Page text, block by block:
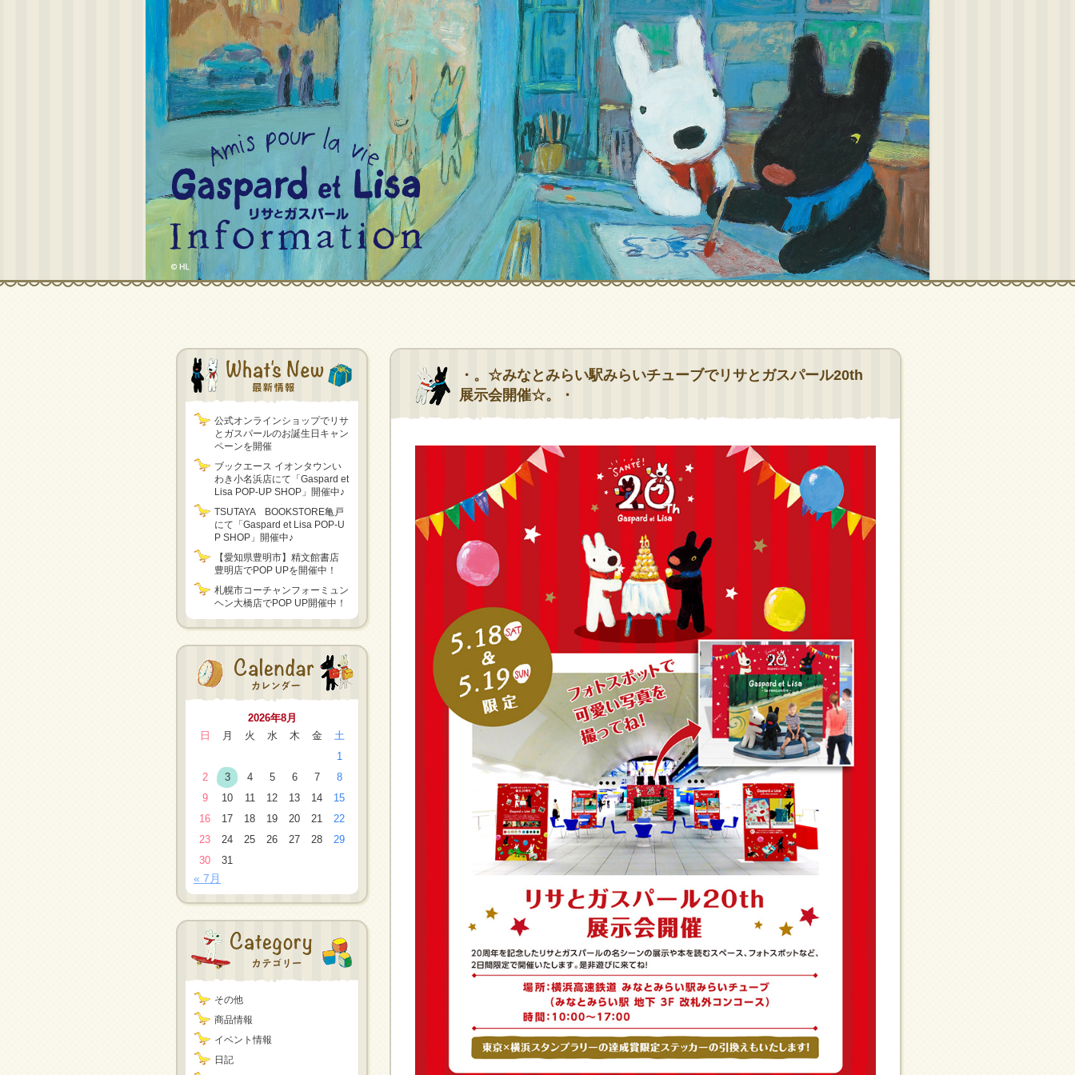
公式オンラインショップでリサ
とガスパールのお誕生日キャン
ペーンを開催
ブックエース イオンタウンい
わき小名浜店にて「Gaspard et
Lisa POP-UP SHOP」開催中♪
TSUTAYA BOOKSTORE亀戸
にて「Gaspard et Lisa POP-U
P SHOP」開催中♪
【愛知県豊明市】精文館書店
豊明店でPOP UPを開催中！
札幌市コーチャンフォーミュン
ヘン大橋店でPOP UP開催中！
2026年8月
日
月 火 水 木 金
土
1
2
3 4 5 6 7
8
9
10 11 12 13 14
15
16
17 18 19 20 21
22
23
24 25 26 27 28
29
30
31
« 7月
その他
商品情報
イベント情報
日記
・。☆みなとみらい駅みらいチューブでリサとガスパール20th
展示会開催☆。・